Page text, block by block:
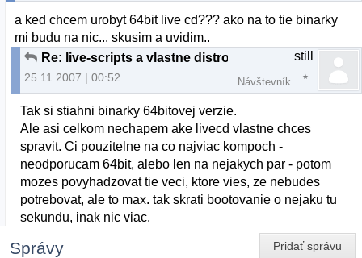
a ked chcem urobyt 64bit live cd??? ako na to tie binarky
mi budu na nic... skusim a uvidim..
Re: live-scripts a vlastne distro
25.11.2007 | 00:52
still
Návštevník
Tak si stiahni binarky 64bitovej verzie.
Ale asi celkom nechapem ake livecd vlastne chces
spravit. Ci pouzitelne na co najviac kompoch -
neodporucam 64bit, alebo len na nejakych par - potom
mozes povyhadzovat tie veci, ktore vies, ze nebudes
potrebovat, ale to max. tak skrati bootovanie o nejaku tu
sekundu, inak nic viac.
Pridať správu
Správy